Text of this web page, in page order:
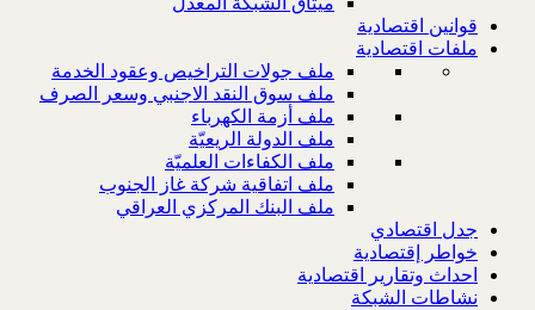
قوانين اقتصادية
ملفات اقتصادية
ملف جولات التراخيص وعقود الخدمة
ملف سوق النقد الاجنبي وسعر الصرف
ملف أزمة الكهرباء
ملف الدولة الريعيّة
ملف الكفاءات العلميّة
ملف اتفاقية شركة غاز الجنوب
ملف البنك المركزي العراقي
جدل اقتصادي
خواطر إقتصادية
احداث وتقارير اقتصادية
نشاطات الشبكة